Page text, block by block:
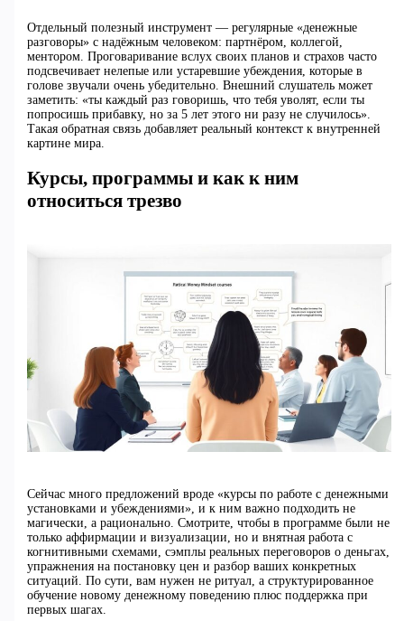
Отдельный полезный инструмент — регулярные «денежные
разговоры» с надёжным человеком: партнёром, коллегой,
ментором. Проговаривание вслух своих планов и страхов часто
подсвечивает нелепые или устаревшие убеждения, которые в
голове звучали очень убедительно. Внешний слушатель может
заметить: «ты каждый раз говоришь, что тебя уволят, если ты
попросишь прибавку, но за 5 лет этого ни разу не случилось».
Такая обратная связь добавляет реальный контекст к внутренней
картине мира.
Курсы, программы и как к ним
относиться трезво
Сейчас много предложений вроде «курсы по работе с денежными
установками и убеждениями», и к ним важно подходить не
магически, а рационально. Смотрите, чтобы в программе были не
только аффирмации и визуализации, но и внятная работа с
когнитивными схемами, сэмплы реальных переговоров о деньгах,
упражнения на постановку цен и разбор ваших конкретных
ситуаций. По сути, вам нужен не ритуал, а структурированное
обучение новому денежному поведению плюс поддержка при
первых шагах.